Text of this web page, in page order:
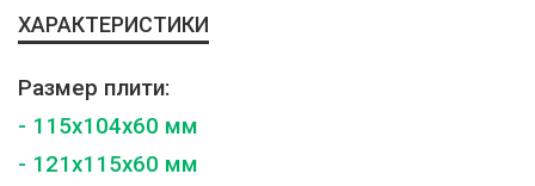
ХАРАКТЕРИСТИКИ
Размер плити:
- 115x104x60 мм
- 121x115x60 мм